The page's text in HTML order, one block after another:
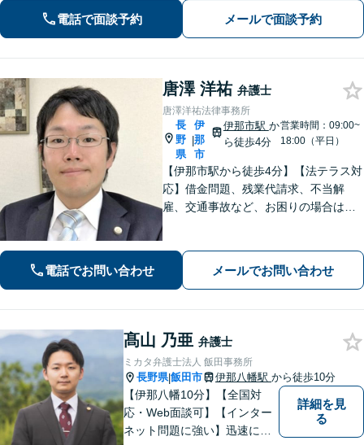
電話で面談予約 メールで面談予約
唐澤 洋祐 弁護士
唐澤洋祐法律事務所
長
野
県
|
伊
那
市
伊那市駅 か
ら徒歩4分
営業時間：09:00~
18:00（平日）
【伊那市駅から徒歩4分】【法テラス対
応】借金問題、残業代請求、不当解
雇、交通事故など、お困りの場合はす
ます!【秘密厳守】【破産管財人】
電話でお問い合わせ メールでお問い合わせ
髙山 乃亜 弁護士
ミカタ弁護士法人 飯田事務所
長野県|飯田市 伊那八幡駅 から徒歩10分
【伊那八幡10分】【全国対
応・Web面談可】【インター
ネット問題に強い】迅速に対
詳細を見
る